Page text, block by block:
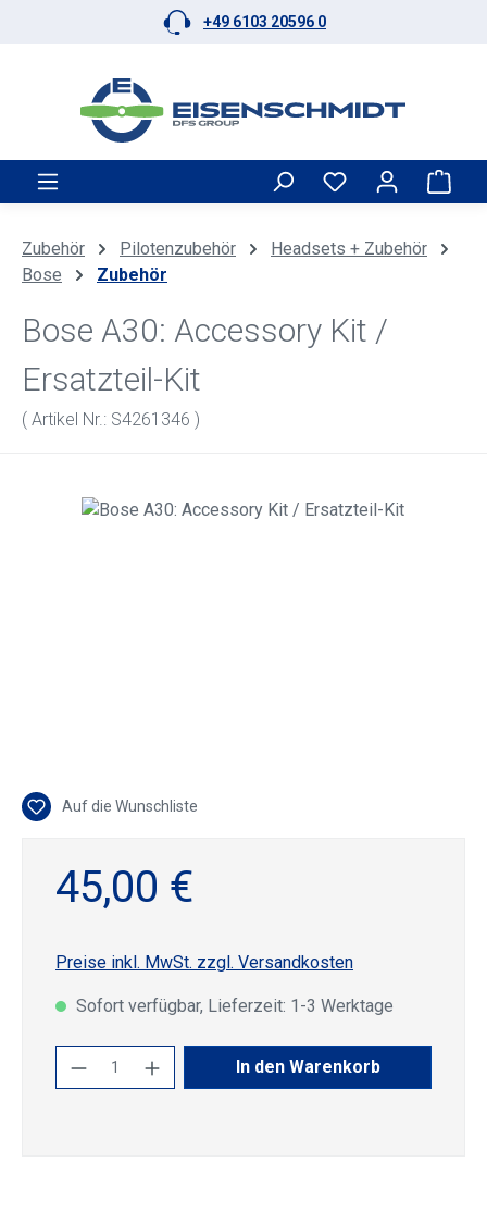
Zum Hauptinhalt springen+49 6103 20596 0
Zubehör Pilotenzubehör
Headsets + Zubehör
Bose
Zubehör
Bose A30: Accessory Kit /
Ersatzteil-Kit
( Artikel Nr.: S4261346 )
Bildergalerie überspringen
Auf die Wunschliste
45,00 €
Preise inkl. MwSt. zzgl. Versandkosten
Sofort verfügbar, Lieferzeit: 1-3 Werktage
Produkt Anzahl: Gib den gewünschten
In den Warenkorb